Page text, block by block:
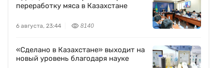
переработку мяса в Казахстане
6 августа, 23:44 8140
«Сделано в Казахстане» выходит на
новый уровень благодаря науке